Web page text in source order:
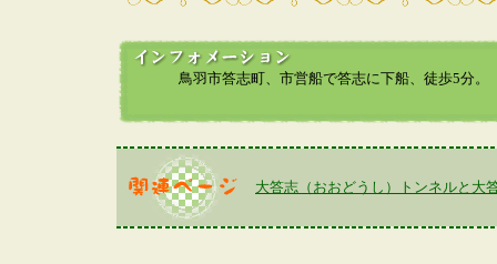
鳥羽市答志町、市営船で答志に下船、徒歩5分。
大答志（おおどうし）トンネルと大